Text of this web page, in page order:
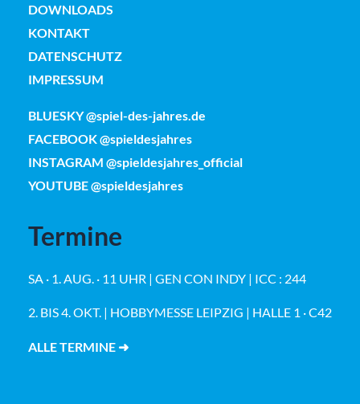
DOWNLOADS
KONTAKT
DATENSCHUTZ
IMPRESSUM
BLUESKY @spiel-des-jahres.de
FACEBOOK @spieldesjahres
INSTAGRAM @spieldesjahres_official
YOUTUBE @spieldesjahres
Termine
SA · 1. AUG. · 11 UHR | GEN CON INDY | ICC : 244
2. BIS 4. OKT. | HOBBYMESSE LEIPZIG | HALLE 1 · C42
ALLE TERMINE ➜